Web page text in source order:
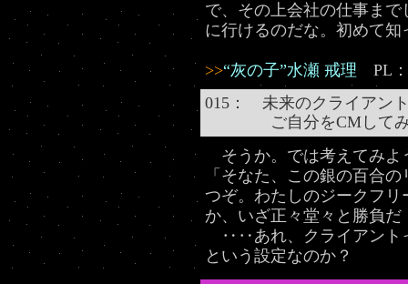
で、その上会社の仕事ま
に行けるのだな。初めて知
>>“灰の子”水瀬 戒理 PL
015： 未来のクライアン
ご自分をCMしてみ
そうか。では考えてみよ
「そなた、この銀の百合
つぞ。わたしのジークフ
か、いざ正々堂々と勝負だ
‥‥あれ、クライアント
という設定なのか？